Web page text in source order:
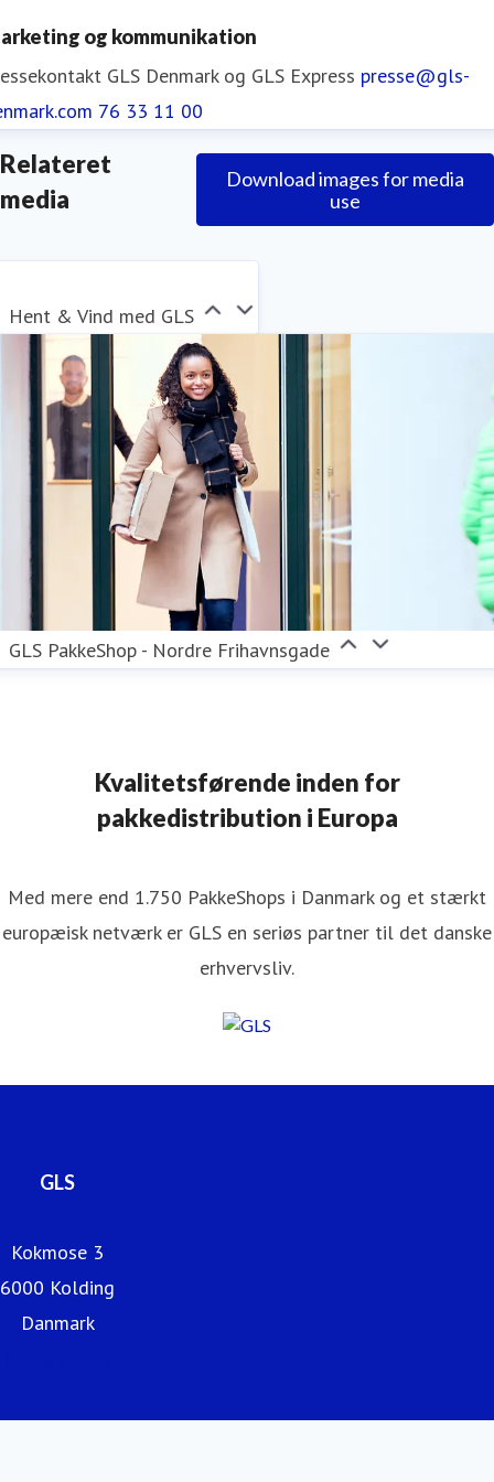
og kommunikation
GLS Denmark og GLS Express presse@gls-
76 33 11 00
Relateret
media
Download images for media
use
Hent & Vind med GLS
GLS PakkeShop - Nordre Frihavnsgade
Kvalitetsførende inden for
pakkedistribution i Europa
Med mere end 1.750 PakkeShops i Danmark og et stærkt
europæisk netværk er GLS en seriøs partner til det danske
erhvervsliv.
GLS
Kokmose 3
6000 Kolding
Danmark